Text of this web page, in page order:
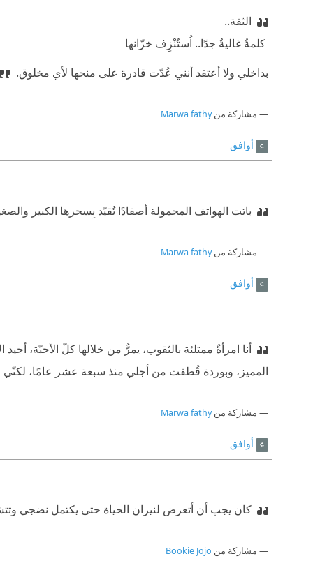
الثقة..‏
‫ ‏كلمةٌ غاليةٌ جدًا.. اُستُنْزِف خزّانها
بداخلي ولا أعتقد أنني عُدّت قادرة على منحها لأي مخلوق.‏
مشاركة منMarwa fathy
أوافق
باتت الهواتف المحمولة أصفادًا تُقيّد بِسحرها الكبير
مشاركة منMarwa fathy
أوافق
أنا امرأةٌ ممتلئة بالثقوب، يمرُّ من خلالها كلّ الأحبّة،
المميز، وبوردة قُطفت من أجلي منذ سبعة عشر عامًا، لكنّي
مشاركة منMarwa fathy
أوافق
كان يجب أن أتعرض لنيران الحياة حتى يكتمل نضجي
مشاركة من Bookie Jojo